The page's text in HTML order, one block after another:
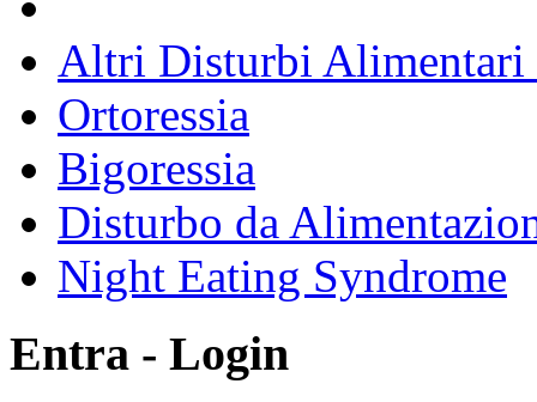
Altri Disturbi Alimentari
Ortoressia
Bigoressia
Disturbo da
Night Eating Syndrome
Entra - Login